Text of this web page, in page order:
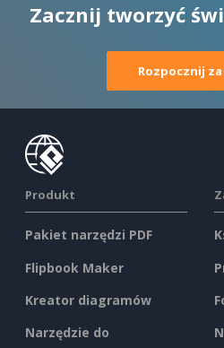
Zacznij tworzyć
Rozpocznij
Produkt
Pakiet narzędzi PDF
Flipbook Maker
Kreator diagramów
Narzędzie do